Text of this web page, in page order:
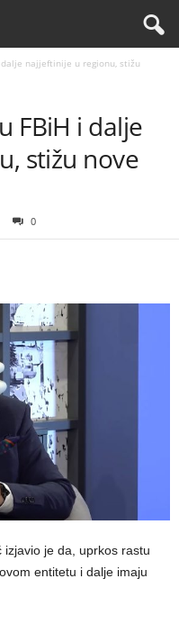
najjeftinije u regionu, stižu
FBiH i dalje
stižu nove
0
izjavio je da, uprkos rastu
entitetu i dalje imaju